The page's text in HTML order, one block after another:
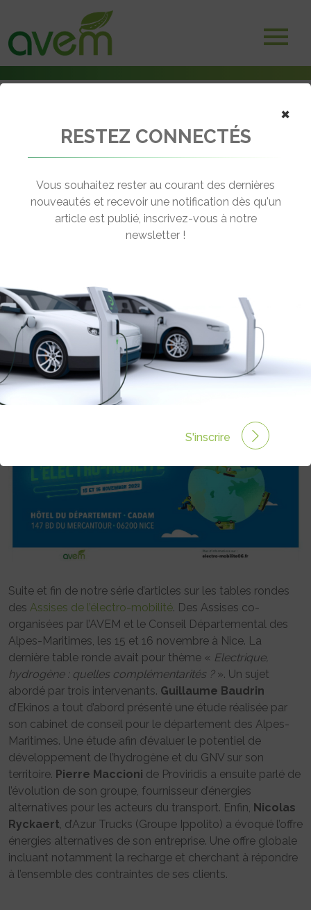
Assises de l’électro-mobilité : Electrique, hydrogène : quelles
← Revenir aux actualités
ASSISES DE L’ÉLECTRO-MOBILITÉ :
ELECTRIQUE, HYDROGÈNE :
QUELLES COMPLÉMENTARITÉS ?
Rédigé par Emmanuel Maumon le 27 Déc 2022 à 06:00
0 commentaires
Suite et fin de notre série d’articles sur les tables rondes
des Assises de l’électro-mobilité. Des Assises co-
organisées par l’AVEM et le Conseil Départemental des
Alpes-Maritimes, les 15 et 16 novembre à Nice. La
dernière table ronde avait pour thème « Electrique,
hydrogène : quelles complémentarités ?». Un sujet
abordé par trois intervenants. Guillaume Baudrin
d’Ekinos a tout d’abord présenté une étude réalisée par
son cabinet de conseil pour le département des Alpes-
Maritimes. Une étude afin d’évaluer le potentiel de
développement de l’hydrogène et du GNV sur son
territoire. Pierre Maccioni de Proviridis a ensuite parlé de
l’évolution de son groupe, fournisseur d’énergies
alternatives pour les acteurs du transport. Enfin, Nicolas
Ryckaert, d’Azur Trucks (Groupe Ippolito) a évoqué l’offre
énergies alternatives de son entreprise. Une offre globale
incluant notamment la recharge et cherchant à répondre
à l’ensemble des contraintes de ses clients.
×
RESTEZ CONNECTÉS
Vous souhaitez rester au courant des dernières
nouveautés et recevoir une notification dès qu'un
article est publié, inscrivez-vous à notre
newsletter !
S'inscrire